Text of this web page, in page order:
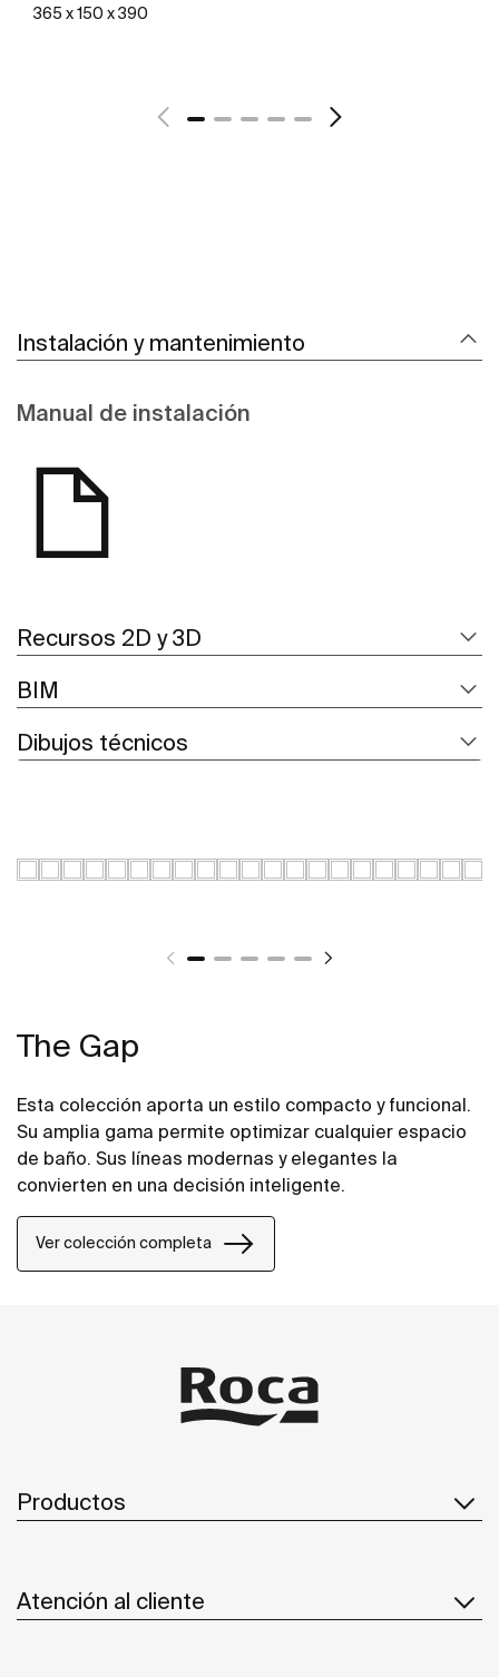
365 x 150 x 390
Instalación y mantenimiento
Manual de instalación
Recursos 2D y 3D
BIM
Dibujos técnicos
The Gap
Esta colección aporta un estilo compacto y funcional.
Su amplia gama permite optimizar cualquier espacio
de baño. Sus líneas modernas y elegantes la
convierten en una decisión inteligente.
Ver colección completa
Productos
Atención al cliente